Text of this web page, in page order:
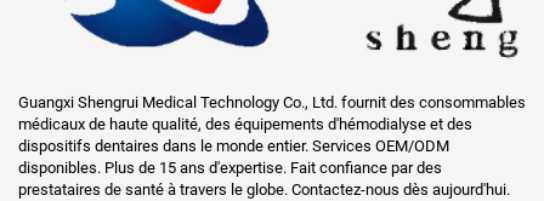
Guangxi Shengrui Medical Technology Co., Ltd. fournit des consommables
médicaux de haute qualité, des équipements d'hémodialyse et des
dispositifs dentaires dans le monde entier. Services OEM/ODM
disponibles. Plus de 15 ans d'expertise. Fait confiance par des
prestataires de santé à travers le globe. Contactez-nous dès aujourd'hui.